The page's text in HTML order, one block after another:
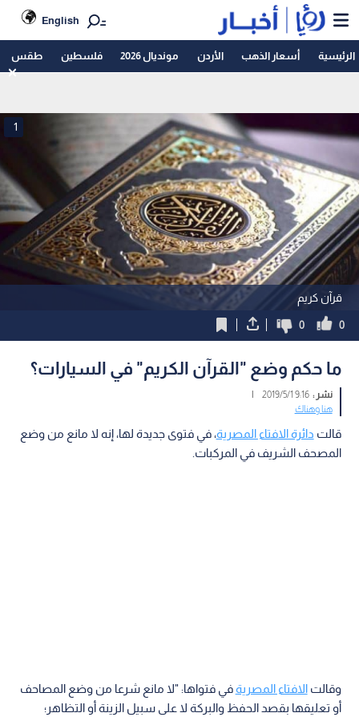
English
الرئيسية أسعار الذهب الأردن مونديال 2026 فلسطين طقس
قرآن كريم
1
0
0
ما حكم وضع "القرآن الكريم" في السيارات؟
نشر :9:16 2019/5/1
|
هنا وهناك
قالت دائرة الافتاء المصرية، في فتوى جديدة لها، إنه لا مانع من وضع
المصحف الشريف في المركبات.
وقالتالافتاء المصريةفي فتواها: "لا مانع شرعا من وضع المصاحف
أو تعليقها بقصد الحفظ والبركة لا على سبيل الزينة أو التظاهر؛